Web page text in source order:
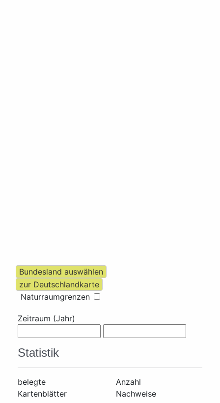
Naturraumgrenzen
Zeitraum (Jahr)
Statistik
belegte
Kartenblätter
Anzahl
Nachweise